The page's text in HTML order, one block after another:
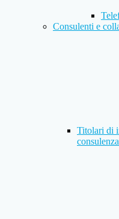
Consulenti e
Titolari di
consulenza